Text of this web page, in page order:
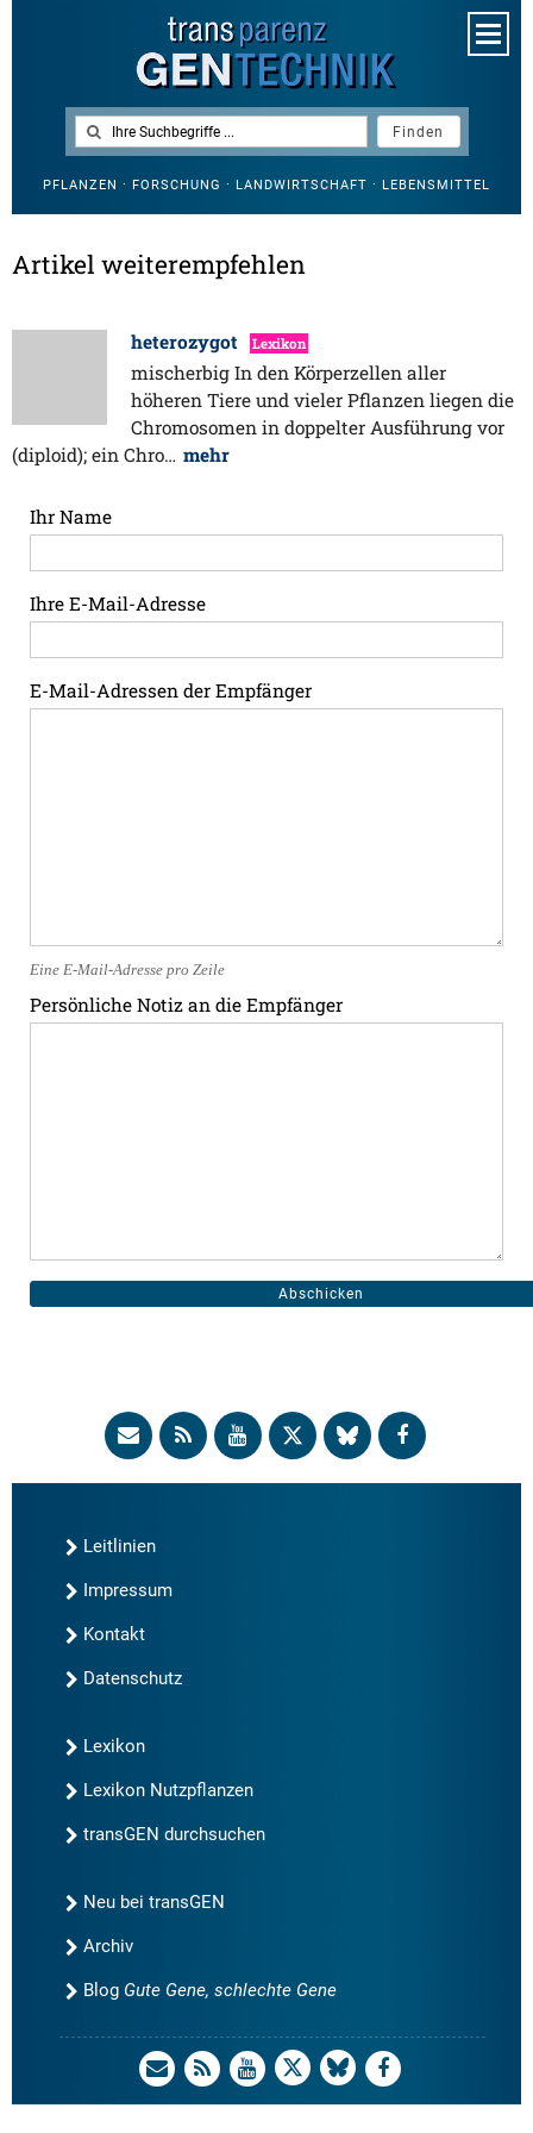
PFLANZEN · FORSCHUNG · LANDWIRTSCHAFT · LEBENSMITTEL
Artikel weiterempfehlen
heterozygot Lexikon
mischerbig In den Körperzellen aller
höheren Tiere und vieler Pflanzen liegen die
Chromosomen in doppelter Ausführung vor
(diploid); ein Chro… mehr
Ihr Name
Ihre E-Mail-Adresse
E-Mail-Adressen der Empfänger
Eine E-Mail-Adresse pro Zeile
Persönliche Notiz an die Empfänger
Leitlinien
Impressum
Kontakt
Datenschutz
Lexikon
Lexikon Nutzpflanzen
transGEN durchsuchen
Neu bei transGEN
Archiv
Blog Gute Gene, schlechte Gene